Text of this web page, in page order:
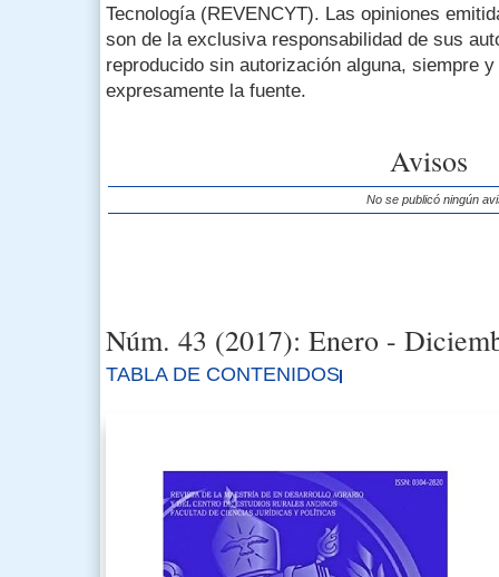
Tecnología (REVENCYT). Las opiniones
son de la exclusiva responsabilidad de sus
reproducido sin autorización alguna, siempre
expresamente la fuente.
Avisos
No se publicó ningún
Núm. 43 (2017): Enero -
TABLA DE CONTENIDOS